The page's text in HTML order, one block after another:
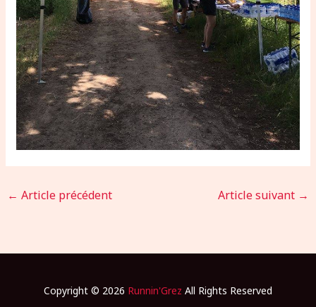
← Article précédent Article suivant →
Copyright © 2026 Runnin'Grez All Rights Reserved